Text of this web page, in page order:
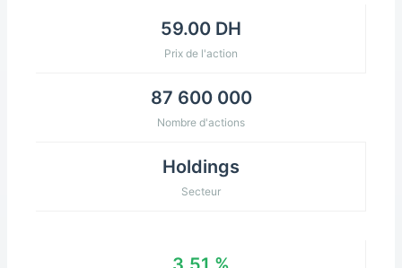
59.00 DH
Prix de l'action
87 600 000
Nombre d'actions
Holdings
Secteur